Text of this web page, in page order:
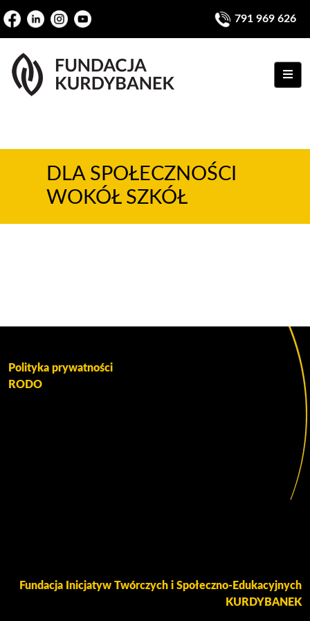
791 969 626
DLA SPOŁECZNOŚCI
WOKÓŁ SZKÓŁ
Polityka prywatności
RODO
Fundacja Inicjatyw Twórczych i Społeczno-Edukacyjnych
KURDYBANEK